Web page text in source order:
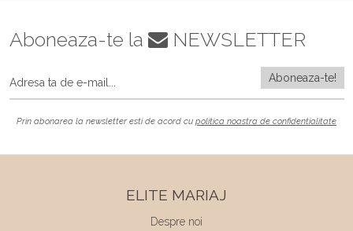
Aboneaza-te la NEWSLETTER
Prin abonarea la newsletter esti de acord cu politica noastra de confidentialitate
ELITE MARIAJ
Despre noi